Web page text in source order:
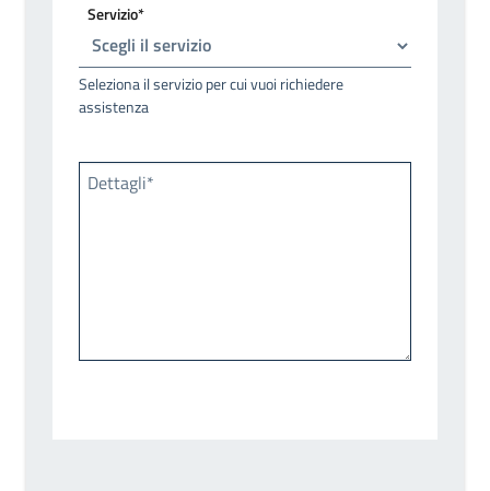
Servizio*
Seleziona il servizio per cui vuoi richiedere
assistenza
Dettagli*